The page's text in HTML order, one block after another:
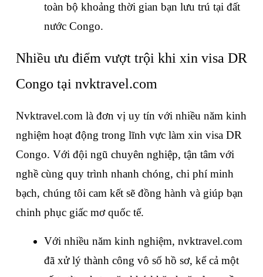
toàn bộ khoảng thời gian bạn lưu trú tại đất
nước Congo.
Nhiều ưu điểm vượt trội khi xin visa DR
Congo tại nvktravel.com
Nvktravel.com là đơn vị uy tín với nhiều năm kinh
nghiệm hoạt động trong lĩnh vực làm xin visa DR
Congo. Với đội ngũ chuyên nghiệp, tận tâm với
nghề cùng quy trình nhanh chóng, chi phí minh
bạch, chúng tôi cam kết sẽ đồng hành và giúp bạn
chinh phục giấc mơ quốc tế.
Với nhiều năm kinh nghiệm, nvktravel.com
đã xử lý thành công vô số hồ sơ, kể cả một